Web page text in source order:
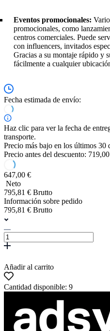
Eventos promocionales:
promocionales, como
centros comerciales. Puede
con influencers, invitados
Gracias a su montaje rápido y
fácilmente a cualquier
Fecha estimada de envío:
Haz clic para ver la fecha de
transporte.
Precio más bajo en los últimos 30
Precio antes del descuento:
647,00 €
Neto
795,81 € Brutto
Información sobre pedido
795,81 € Brutto
Añadir al carrito
Cantidad disponible: 9